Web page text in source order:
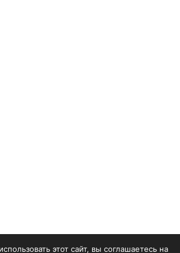
этот сайт, вы соглашаетесь на